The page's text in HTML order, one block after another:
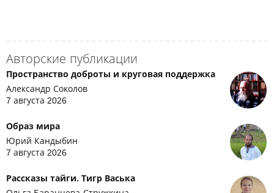
Авторские публикации
Пространство доброты и круговая поддержка
Александр Соколов
7 августа 2026
Образ мира
Юрий Кандыбин
7 августа 2026
Рассказы тайги. Тигр Васька